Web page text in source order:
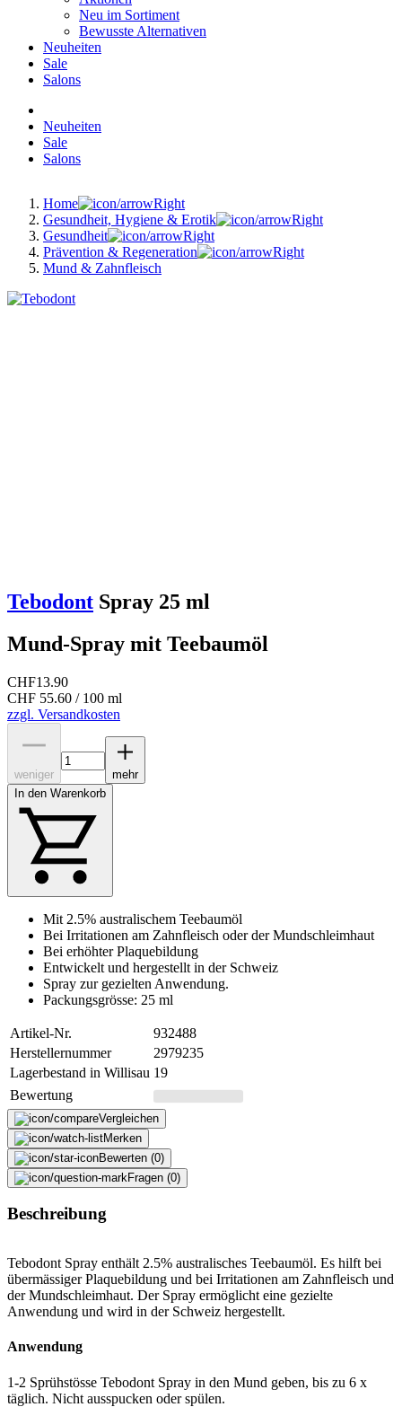
Neu im Sortiment
Bewusste Alternativen
Neuheiten
Sale
Salons
Neuheiten
Sale
Salons
Home
Gesundheit, Hygiene & Erotik
Gesundheit
Prävention & Regeneration
Mund & Zahnfleisch
Tebodont Spray 25 ml
Mund-Spray mit Teebaumöl
CHF13.90
CHF 55.60 / 100 ml
zzgl. Versandkosten
weniger
mehr
In den Warenkorb
Mit 2.5% australischem Teebaumöl
Bei Irritationen am Zahnfleisch oder der Mundschleimhaut
Bei erhöhter Plaquebildung
Entwickelt und hergestellt in der Schweiz
Spray zur gezielten Anwendung.
Packungsgrösse: 25 ml
Artikel-Nr.
932488
Herstellernummer
2979235
Lagerbestand in Willisau 19
Bewertung
Vergleichen
Merken
Bewerten (0)
Fragen (0)
Beschreibung
Tebodont Spray enthält 2.5% australisches Teebaumöl. Es hilft bei
übermässiger Plaquebildung und bei Irritationen am Zahnfleisch und
der Mundschleimhaut. Der Spray ermöglicht eine gezielte
Anwendung und wird in der Schweiz hergestellt.
Anwendung
1-2 Sprühstösse Tebodont Spray in den Mund geben, bis zu 6 x
täglich. Nicht ausspucken oder spülen.